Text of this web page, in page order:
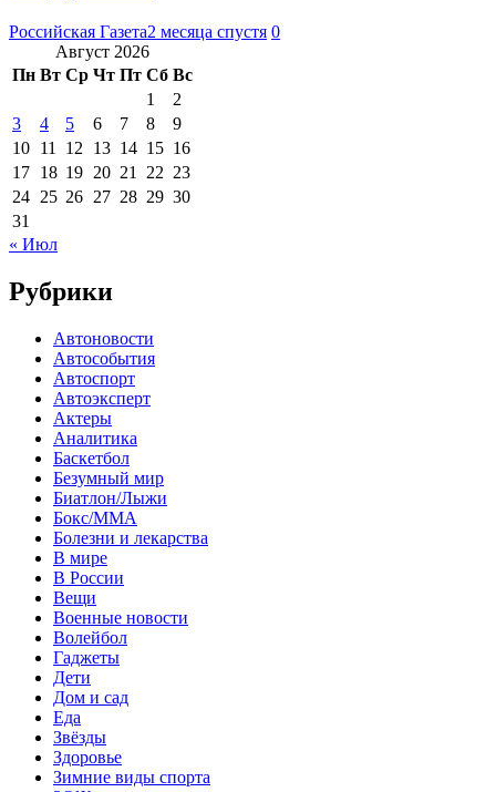
Российская Газета2 месяца спустя 0
Август 2026
Пн Вт Ср Чт Пт Сб Вс
1
2
3
4 5 6 7 8
9
10 11 12 13 14 15 16
17 18 19 20 21 22 23
24 25 26 27 28 29 30
31
« Июл
Рубрики
Автоновости
Автособытия
Автоспорт
Автоэксперт
Актеры
Аналитика
Баскетбол
Безумный мир
Биатлон/Лыжи
Бокс/MMA
Болезни и лекарства
В мире
В России
Вещи
Военные новости
Волейбол
Гаджеты
Дети
Дом и сад
Еда
Звёзды
Здоровье
Зимние виды спорта